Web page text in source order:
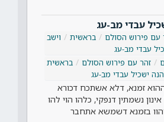
עבדי מב-עג
עם פירוש הסולם בראשית
וישב
עבדי מב-עג
זהר עם פירוש הסולם
בראשית
ישכיל עבדי מב-עג
זמנא, דלא אשתכח דכורא
נשמתין דנפקי, כלהו הוי להו
בזמנא דשמשא אתחבר